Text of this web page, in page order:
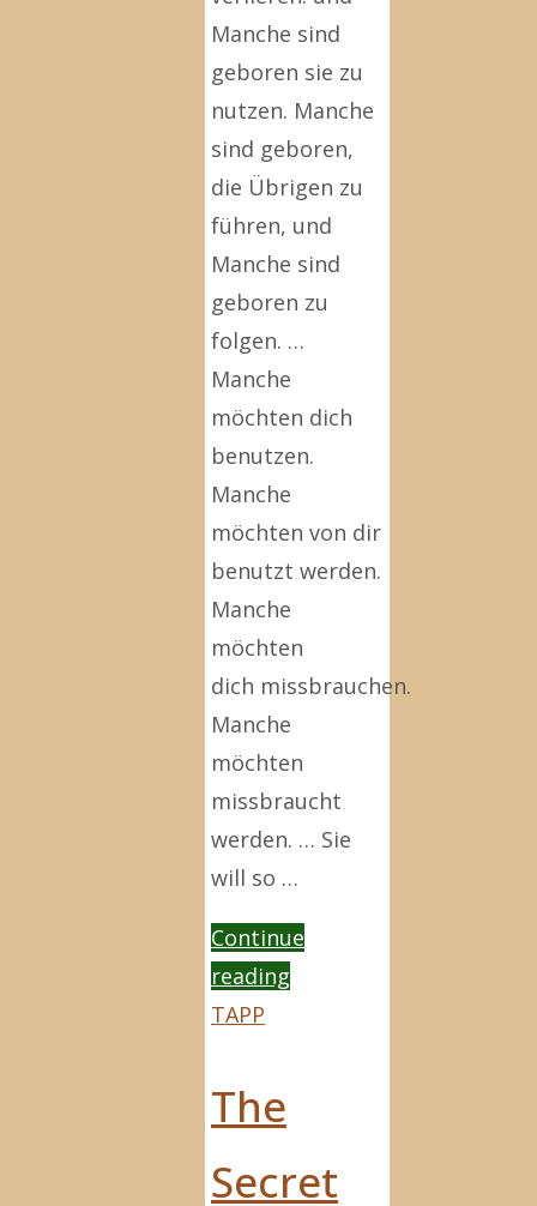
Manche sind
geboren sie zu
nutzen. Manche
sind geboren,
die Übrigen zu
führen, und
Manche sind
geboren zu
folgen. …
Manche
möchten dich
benutzen.
Manche
möchten von dir
benutzt werden.
Manche
möchten
dich missbrauchen.
Manche
möchten
missbraucht
werden. … Sie
will so …
Continue
reading"Manchmal"
TAPP
The
Secret